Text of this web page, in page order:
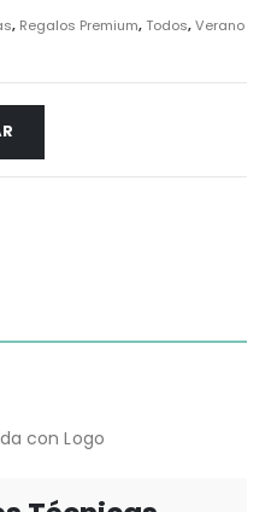
, Regalos Premium,Todos,Verano
con Logo